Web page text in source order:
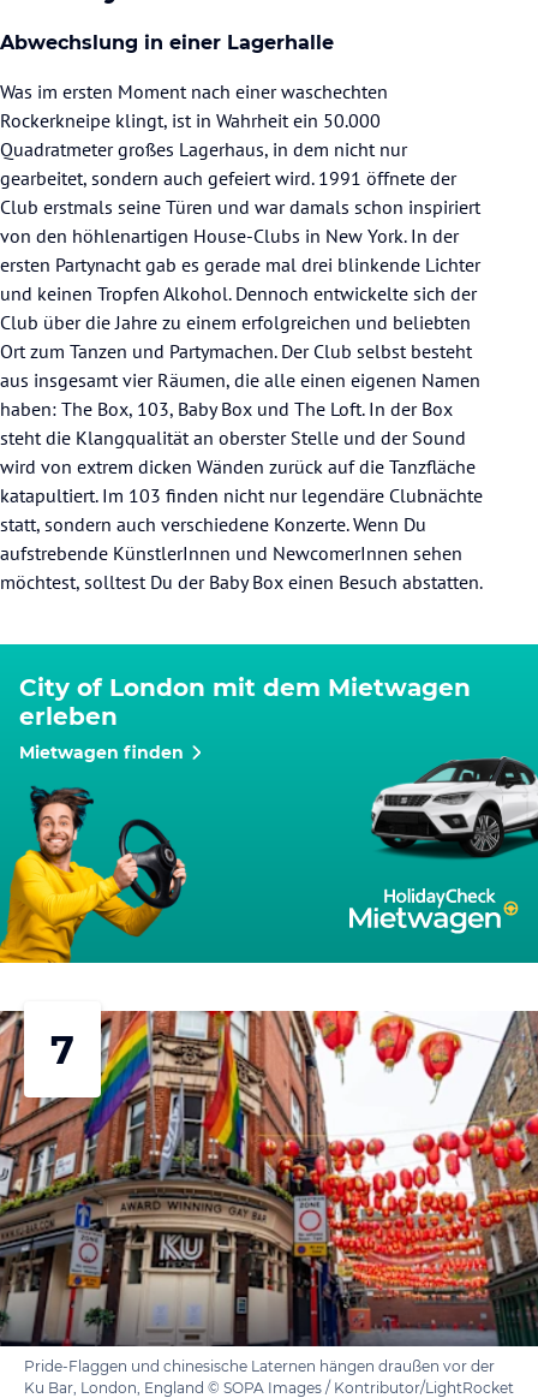
Abwechslung in einer Lagerhalle
Was im ersten Moment nach einer waschechten
Rockerkneipe klingt, ist in Wahrheit ein 50.000
Quadratmeter großes Lagerhaus, in dem nicht nur
gearbeitet, sondern auch gefeiert wird. 1991 öffnete der
Club erstmals seine Türen und war damals schon inspiriert
von den höhlenartigen House-Clubs in New York. In der
ersten Partynacht gab es gerade mal drei blinkende Lichter
und keinen Tropfen Alkohol. Dennoch entwickelte sich der
Club über die Jahre zu einem erfolgreichen und beliebten
Ort zum Tanzen und Partymachen. Der Club selbst besteht
aus insgesamt vier Räumen, die alle einen eigenen Namen
haben: The Box, 103, Baby Box und The Loft. In der Box
steht die Klangqualität an oberster Stelle und der Sound
wird von extrem dicken Wänden zurück auf die Tanzfläche
katapultiert. Im 103 finden nicht nur legendäre Clubnächte
statt, sondern auch verschiedene Konzerte. Wenn Du
aufstrebende KünstlerInnen und NewcomerInnen sehen
möchtest, solltest Du der Baby Box einen Besuch abstatten.
City of London mit dem Mietwagen
erleben
Mietwagen finden
7
Pride-Flaggen und chinesische Laternen hängen draußen vor der
Ku Bar, London, England © SOPA Images / Kontributor/LightRocket